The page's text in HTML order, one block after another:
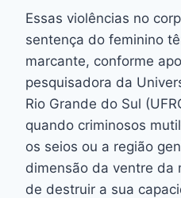
Essas violências no
sentença do feminino
marcante, conforme
pesquisadora da
Rio Grande do Sul
quando criminosos
os seios ou a região
dimensão da ventre da
de destruir a sua